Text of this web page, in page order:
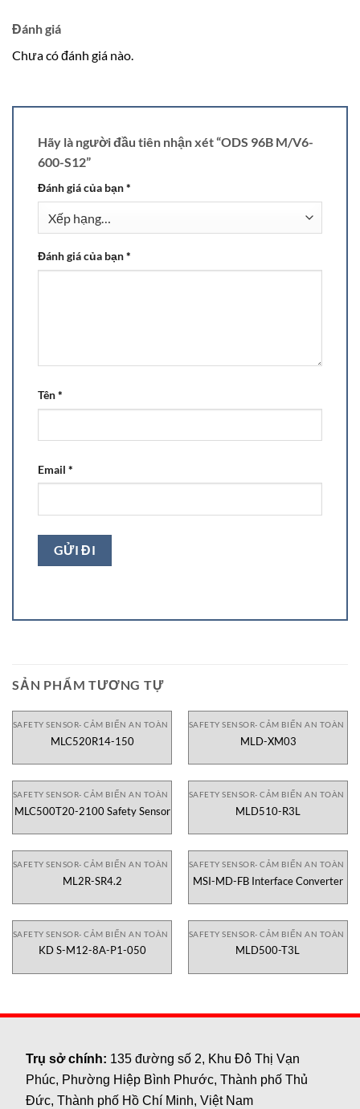
Đánh giá
Chưa có đánh giá nào.
Hãy là người đầu tiên nhận xét “ODS 96B M/V6-
600-S12”
Đánh giá của bạn*
Đánh giá của bạn*
Tên*
Email *
SẢN PHẨM TƯƠNG TỰ
SAFETY SENSOR- CẢM BIẾN AN TOÀN
MLC520R14-150
SAFETY SENSOR- CẢM BIẾN AN TOÀN
MLD-XM03
SAFETY SENSOR- CẢM BIẾN AN TOÀN
MLC500T20-2100 Safety Sensor
SAFETY SENSOR- CẢM BIẾN AN TOÀN
MLD510-R3L
SAFETY SENSOR- CẢM BIẾN AN TOÀN
ML2R-SR4.2
SAFETY SENSOR- CẢM BIẾN AN TOÀN
MSI-MD-FB Interface Converter
SAFETY SENSOR- CẢM BIẾN AN TOÀN
KD S-M12-8A-P1-050
SAFETY SENSOR- CẢM BIẾN AN TOÀN
MLD500-T3L
Trụ sở chính: 135 đường số 2, Khu Đô Thị Vạn
Phúc, Phường Hiệp Bình Phước, Thành phố Thủ
Đức, Thành phố Hồ Chí Minh, Việt Nam